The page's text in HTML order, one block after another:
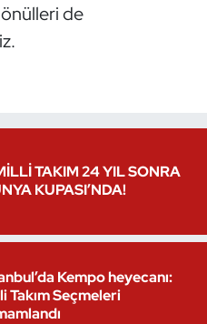
de
TAKIM 24 YIL SONRA
KUPASI’NDA!
Kempo heyecanı:
Takım Seçmeleri